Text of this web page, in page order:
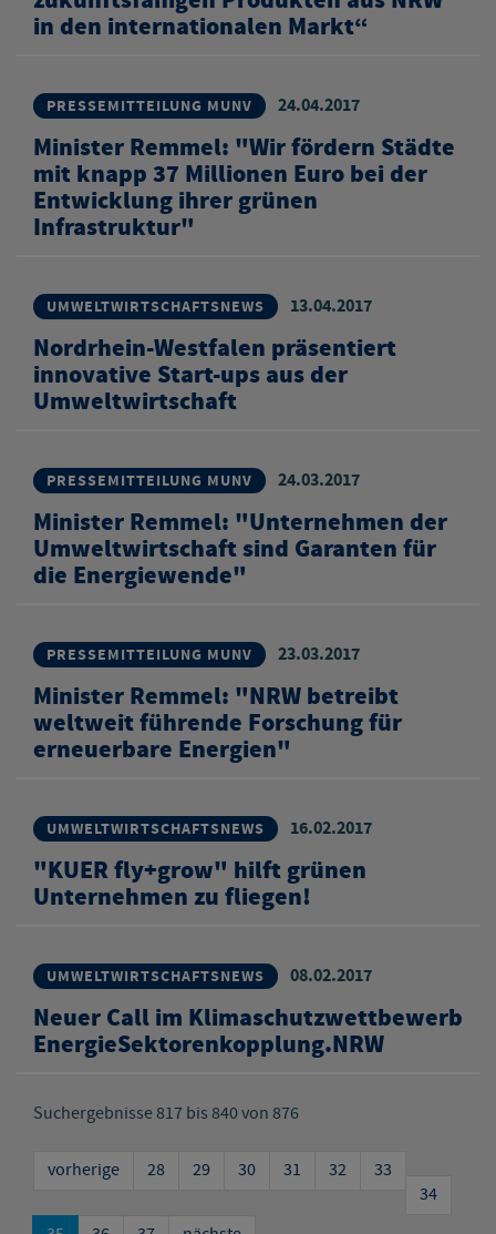
in den internationalen Markt“
PRESSEMITTEILUNG MUNV 24.04.2017
Minister Remmel: "Wir fördern Städte
mit knapp 37 Millionen Euro bei der
Entwicklung ihrer grünen
Infrastruktur"
UMWELTWIRTSCHAFTSNEWS 13.04.2017
Nordrhein-Westfalen präsentiert
innovative Start-ups aus der
Umweltwirtschaft
PRESSEMITTEILUNG MUNV 24.03.2017
Minister Remmel: "Unternehmen der
Umweltwirtschaft sind Garanten für
die Energiewende"
PRESSEMITTEILUNG MUNV 23.03.2017
Minister Remmel: "NRW betreibt
weltweit führende Forschung für
erneuerbare Energien"
UMWELTWIRTSCHAFTSNEWS 16.02.2017
"KUER fly+grow" hilft grünen
Unternehmen zu fliegen!
UMWELTWIRTSCHAFTSNEWS 08.02.2017
Neuer Call im Klimaschutzwettbewerb
EnergieSektorenkopplung.NRW
Suchergebnisse 817 bis 840 von 876
vorherige 28 29 30 31 32
33
34